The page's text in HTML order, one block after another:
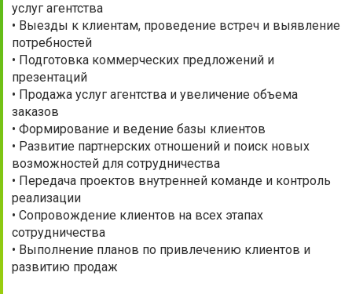
услуг агентства
• Выезды к клиентам, проведение встреч и выявление
потребностей
• Подготовка коммерческих предложений и
презентаций
• Продажа услуг агентства и увеличение объема
заказов
• Формирование и ведение базы клиентов
• Развитие партнерских отношений и поиск новых
возможностей для сотрудничества
• Передача проектов внутренней команде и контроль
реализации
• Сопровождение клиентов на всех этапах
сотрудничества
• Выполнение планов по привлечению клиентов и
развитию продаж